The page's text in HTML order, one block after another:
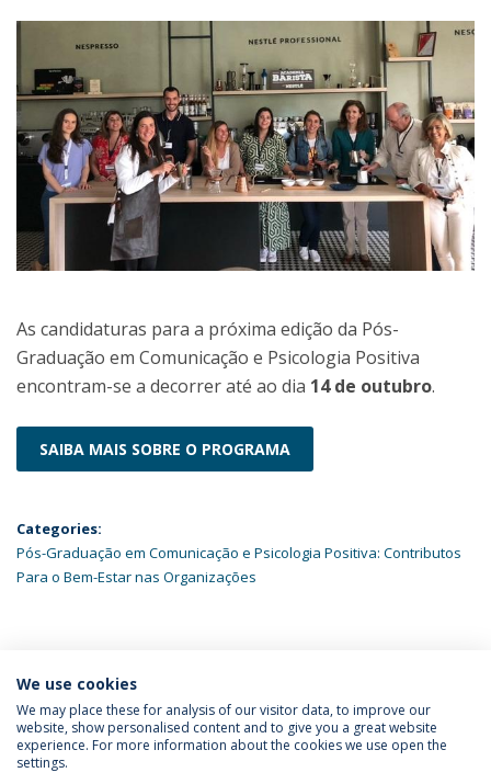
As candidaturas para a próxima edição da Pós-
Graduação em Comunicação e Psicologia Positiva
encontram-se a decorrer até ao dia 14 de outubro.
SAIBA MAIS SOBRE O PROGRAMA
Categories:
Pós-Graduação em Comunicação e Psicologia Positiva: Contributos
Para o Bem-Estar nas Organizações
ÚLTIMAS NOTÍCIAS
Política de Privacidade
Termos & Condições
We use cookies
We may place these for analysis of our visitor data, to improve our
website, show personalised content and to give you a great website
experience. For more information about the cookies we use open the
settings.